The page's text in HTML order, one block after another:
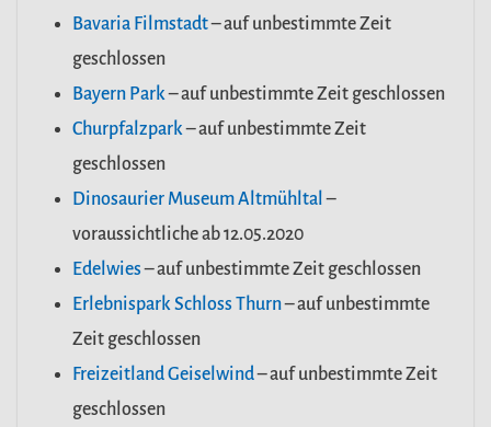
Bavaria Filmstadt– auf unbestimmte Zeit
geschlossen
Bayern Park– auf unbestimmte Zeit geschlossen
Churpfalzpark– auf unbestimmte Zeit
geschlossen
Dinosaurier Museum Altmühltal –
voraussichtliche ab 12.05.2020
Edelwies– auf unbestimmte Zeit geschlossen
Erlebnispark Schloss Thurn– auf unbestimmte
Zeit geschlossen
Freizeitland Geiselwind– auf unbestimmte Zeit
geschlossen